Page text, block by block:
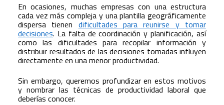
En ocasiones, muchas empresas con una estructura
cada vez más compleja y una plantilla geográficamente
dispersa tienen dificultades para reunirse y tomar
decisiones. La falta de coordinación y planificación, así
como las dificultades para recopilar información y
distribuir resultados de las decisiones tomadas influyen
directamente en una menor productividad.
Sin embargo, queremos profundizar en estos motivos
y nombrar las técnicas de productividad laboral que
deberías conocer.